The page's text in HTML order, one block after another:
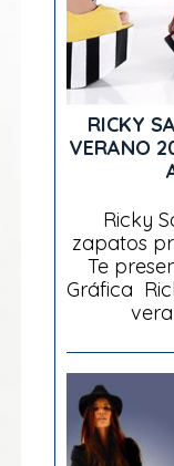
RICKY
VERANO
Ricky
zapatos
Te
Gráfica